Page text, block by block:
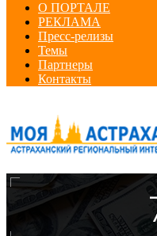
О ПОРТАЛЕ
РЕКЛАМА
Пресс-релизы
Темы
Партнеры
Контакты